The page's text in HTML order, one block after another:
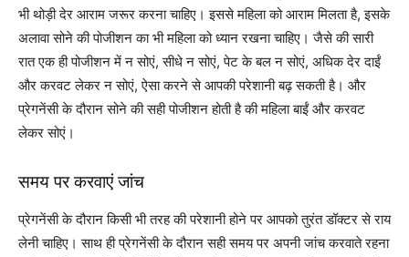
भी थोड़ी देर आराम जरूर करना चाहिए। इससे महिला को आराम मिलता है, इसके
अलावा सोने की पोजीशन का भी महिला को ध्यान रखना चाहिए। जैसे की सारी
रात एक ही पोजीशन में न सोएं, सीधे न सोएं, पेट के बल न सोएं, अधिक देर दाईं
और करवट लेकर न सोएं, ऐसा करने से आपकी परेशानी बढ़ सकती है। और
प्रेगनेंसी के दौरान सोने की सही पोजीशन होती है की महिला बाईं और करवट
लेकर सोएं।
समय पर करवाएं जांच
प्रेगनेंसी के दौरान किसी भी तरह की परेशानी होने पर आपको तुरंत डॉक्टर से राय
लेनी चाहिए। साथ ही प्रेगनेंसी के दौरान सही समय पर अपनी जांच करवाते रहना